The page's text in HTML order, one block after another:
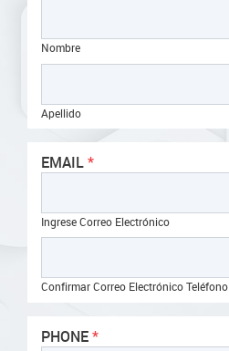
Nombre
Apellido
EMAIL
Ingrese Correo Electrónico
Confirmar Correo Electrónico Teléfono
PHONE